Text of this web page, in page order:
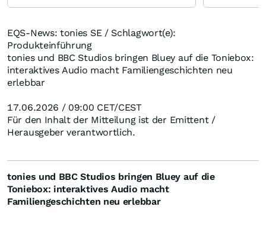
EQS-News: tonies SE / Schlagwort(e):
Produkteinführung
tonies und BBC Studios bringen Bluey auf die Toniebox:
interaktives Audio macht Familiengeschichten neu
erlebbar
17.06.2026 / 09:00 CET/CEST
Für den Inhalt der Mitteilung ist der Emittent /
Herausgeber verantwortlich.
tonies und BBC Studios bringen Bluey auf die
Toniebox: interaktives Audio macht
Familiengeschichten neu erlebbar